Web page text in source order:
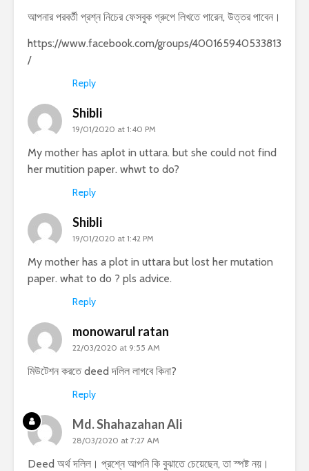
আপনার পরবর্তী প্রশ্ন নিচের ফেসবুক গ্রুপে লিখতে পারেন, উত্তর পাবেন।
https://www.facebook.com/groups/400165940533813
/
Reply
Shibli
19/01/2020 at 1:40 PM
My mother has aplot in uttara. but she could not find
her mutition paper. whwt to do?
Reply
Shibli
19/01/2020 at 1:42 PM
My mother has a plot in uttara but lost her mutation
paper. what to do ? pls advice.
Reply
monowarul ratan
22/03/2020 at 9:55 AM
মিউটেশন করতে deed দলিল লাগবে কিনা?
Reply
Md. Shahazahan Ali
28/03/2020 at 7:27 AM
Deed অর্থ দলিল। প্রশ্নে আপনি কি বুঝাতে চেয়েছেন, তা স্পষ্ট নয়।